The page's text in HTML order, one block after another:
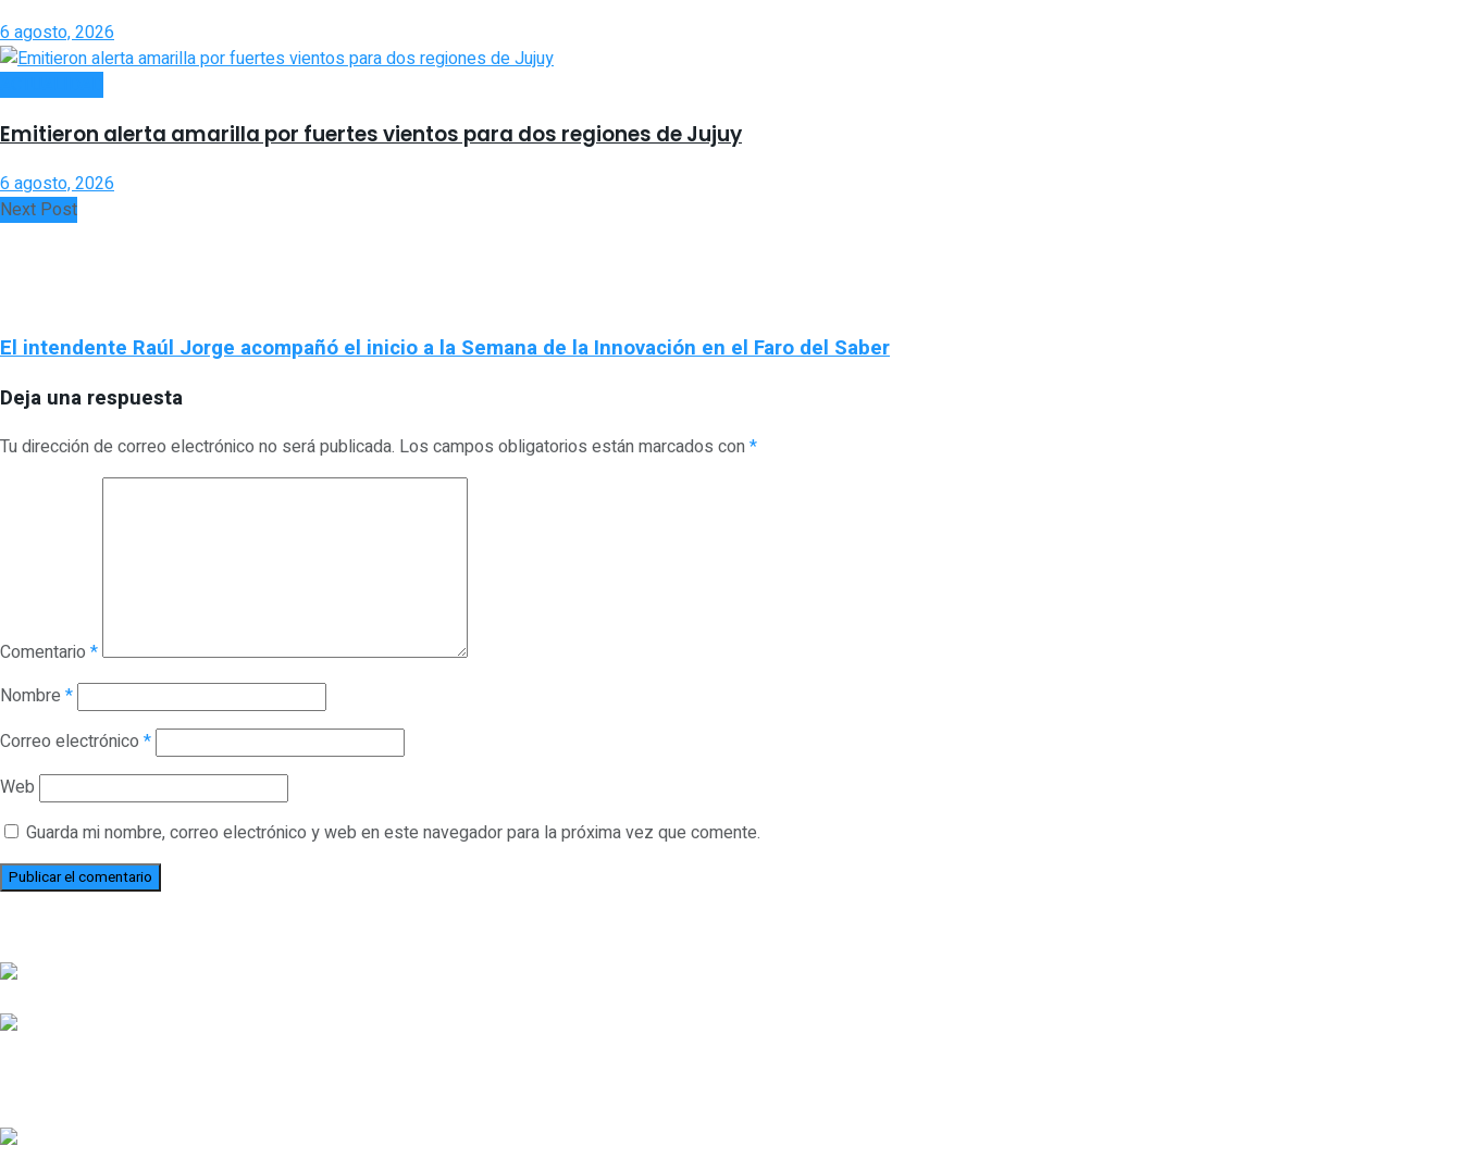
6 agosto, 2026
Emitieron alerta amarilla por fuertes vientos para dos regiones de Jujuy
6 agosto, 2026
Next Post
El intendente Raúl Jorge acompañó el inicio a la Semana de la Innovación en el Faro del Saber
Deja una respuesta
Tu dirección de correo electrónico no será publicada. Los campos obligatorios están marcados con*
Comentario *
Nombre *
Correo electrónico *
Web
Guarda mi nombre, correo electrónico y web en este navegador para la próxima vez que comente.